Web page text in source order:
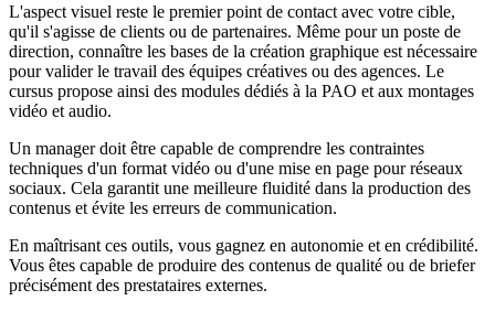
L'aspect visuel reste le premier point de contact avec votre cible,
qu'il s'agisse de clients ou de partenaires. Même pour un poste de
direction, connaître les bases de la création graphique est nécessaire
pour valider le travail des équipes créatives ou des agences. Le
cursus propose ainsi des modules dédiés à la PAO et aux montages
vidéo et audio.
Un manager doit être capable de comprendre les contraintes
techniques d'un format vidéo ou d'une mise en page pour réseaux
sociaux. Cela garantit une meilleure fluidité dans la production des
contenus et évite les erreurs de communication.
En maîtrisant ces outils, vous gagnez en autonomie et en crédibilité.
Vous êtes capable de produire des contenus de qualité ou de briefer
précisément des prestataires externes.